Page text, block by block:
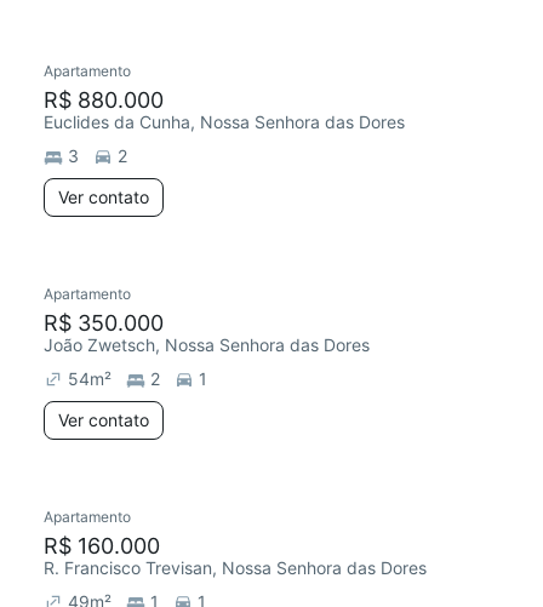
Apartamento
R$ 880.000
Euclides da Cunha, Nossa Senhora das Dores
3
2
Ver contato
Apartamento
R$ 350.000
João Zwetsch, Nossa Senhora das Dores
54m² 2
1
Ver contato
Apartamento
R$ 160.000
R. Francisco Trevisan, Nossa Senhora das Dores
49m² 1 1